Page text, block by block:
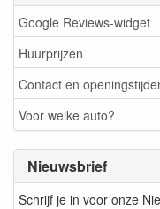
Google Reviews-widget
Huurprijzen
Contact en
Voor welke auto?
Nieuwsbrief
Schrijf je in voor onze